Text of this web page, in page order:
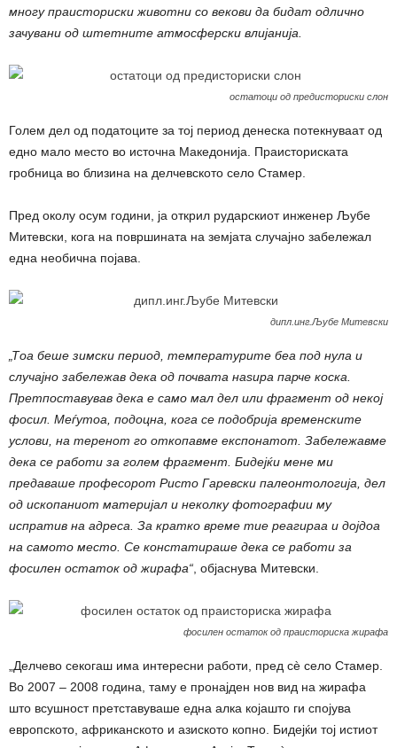
многу праисториски животни со векови да бидат одлично
зачувани од штетните атмосферски влијанија.
остатоци од предисториски слон
Голем дел од податоците за тој период денеска потекнуваат од
едно мало место во источна Македонија. Праисториската
гробница во близина на делчевското село Стамер.
Пред околу осум години, ја открил рударскиот инженер Љубе
Митевски, кога на површината на земјата случајно забележал
една необична појава.
дипл.инг.Љубе Митевски
„Тоа беше зимски период, температурите беа под нула и
случајно забележав дека од почвата наѕира парче коска.
Претпоставував дека е само мал дел или фрагмент од некој
фосил. Меѓутоа, подоцна, кога се подобрија временските
услови, на теренот го откопавме експонатот. Забележавме
дека се работи за голем фрагмент. Бидејќи мене ми
предаваше професорот Ристо Гаревски палеонтологија, дел
од ископаниот материјал и неколку фотографии му
испратив на адреса. За кратко време тие реагираа и дојдоа
на самото место. Се констатираше дека се работи за
фосилен остаток од жирафа“ , објаснува Митевски.
фосилен остаток од праисториска жирафа
„Делчево секогаш има интересни работи, пред сè село Стамер.
Во 2007 – 2008 година, таму е пронајден нов вид на жирафа
што всушност претставуваше една алка којашто ги спојува
европското, африканското и азиското копно. Бидејќи тој истиот